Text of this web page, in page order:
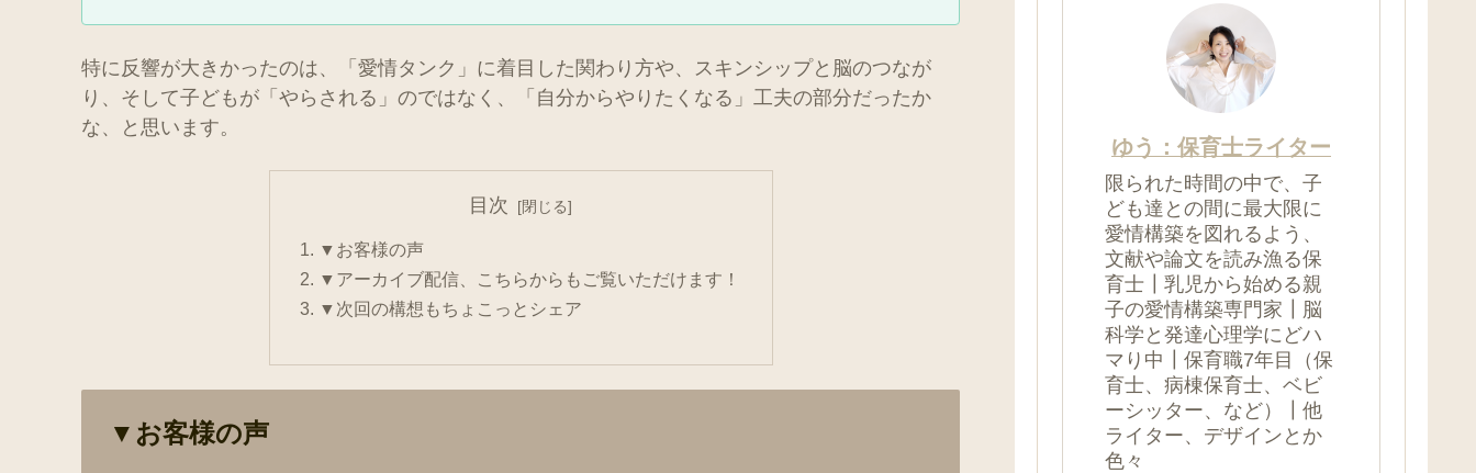
特に反響が大きかったのは、「愛情タンク」に着目した関わり方や、スキンシップと脳のつなが
り、そして子どもが「やらされる」のではなく、「自分からやりたくなる」工夫の部分だったか
な、と思います。
目次
▼お客様の声
▼アーカイブ配信、こちらからもご覧いただけます！
▼次回の構想もちょこっとシェア
▼お客様の声
ゆう：保育士ライター
限られた時間の中で、子
ども達との間に最大限に
愛情構築を図れるよう、
文献や論文を読み漁る保
育士┃乳児から始める親
子の愛情構築専門家┃脳
科学と発達心理学にどハ
マり中┃保育職7年目（保
育士、病棟保育士、ベビ
ーシッター、など）┃他
ライター、デザインとか
色々